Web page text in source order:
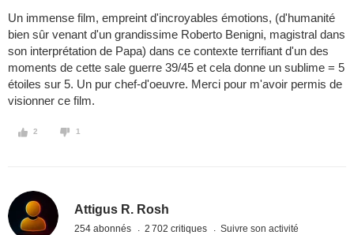
Un immense film, empreint d'incroyables émotions, (d'humanité
bien sûr venant d'un grandissime Roberto Benigni, magistral dans
son interprétation de Papa) dans ce contexte terrifiant d'un des
moments de cette sale guerre 39/45 et cela donne un sublime = 5
étoiles sur 5. Un pur chef-d'oeuvre. Merci pour m'avoir permis de
visionner ce film.
2 1
Attigus R. Rosh
254 abonnés 2 702 critiques Suivre son activité